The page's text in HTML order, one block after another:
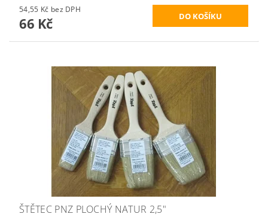
54,55 Kč bez DPH
66 Kč
ŠTĚTEC PNZ PLOCHÝ NATUR 2,5"